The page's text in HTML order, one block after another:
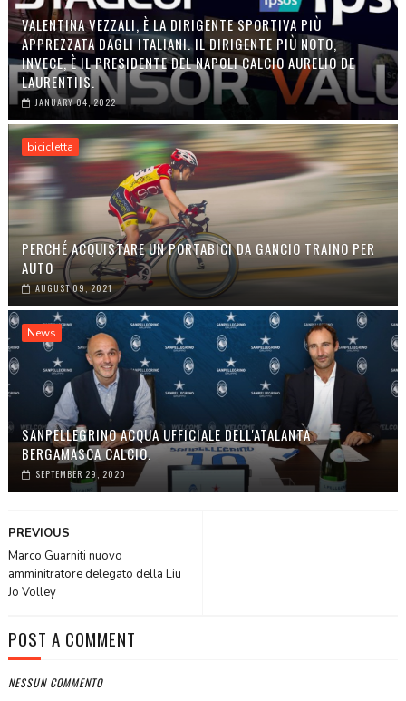
VALENTINA VEZZALI, È LA DIRIGENTE SPORTIVA PIÙ
APPREZZATA DAGLI ITALIANI. IL DIRIGENTE PIÙ NOTO,
INVECE, È IL PRESIDENTE DEL NAPOLI CALCIO AURELIO DE
LAURENTIIS.
JANUARY 04, 2022
bicicletta
PERCHÉ ACQUISTARE UN PORTABICI DA GANCIO TRAINO PER
AUTO
AUGUST 09, 2021
News
SANPELLEGRINO ACQUA UFFICIALE DELL'ATALANTA
BERGAMASCA CALCIO.
SEPTEMBER 29, 2020
PREVIOUS
Marco Guarniti nuovo
amminitratore delegato della Liu
Jo Volley
POST A COMMENT
NESSUN COMMENTO